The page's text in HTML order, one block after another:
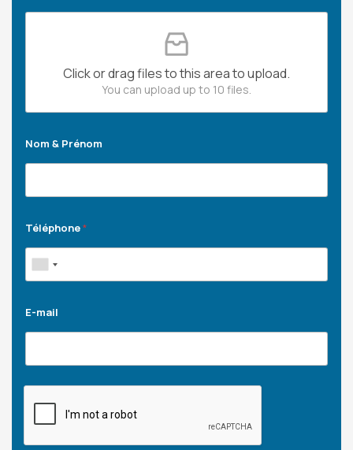
Click or drag files to this area to upload.
You can upload up to 10 files.
Nom & Prénom
Téléphone*
E-mail